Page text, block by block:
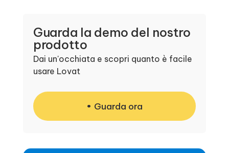
Guarda la demo del nostro
prodotto
Dai un'occhiata e scopri quanto è facile
usare Lovat
Guarda ora